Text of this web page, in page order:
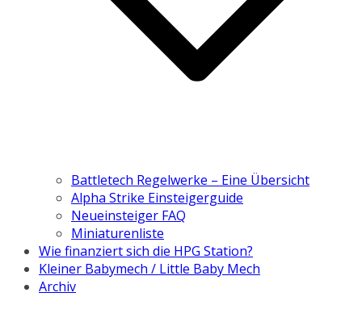
Battletech Regelwerke – Eine Übersicht
Alpha Strike Einsteigerguide
Neueinsteiger FAQ
Miniaturenliste
Wie finanziert sich die HPG Station?
Kleiner Babymech / Little Baby Mech
Archiv